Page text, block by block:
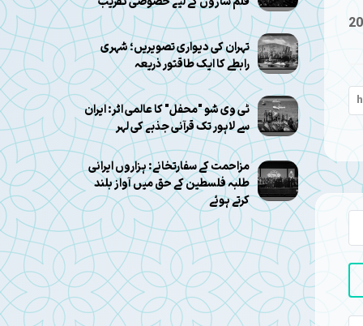
تہران کی دیواری تصویریں؛ شہری
رابطے کا ایک طاقتور ذریعہ
ٹی وی شو "محفل" کا عالمی اثر: ایران
سے لاہور تک قرآنی جذبے کی لہر
مزاحمت کے سفارتخانے: ہزاروں ایرانی
طلبہ فلسطین کے حق میں آواز بلند
کرتے ہوئے